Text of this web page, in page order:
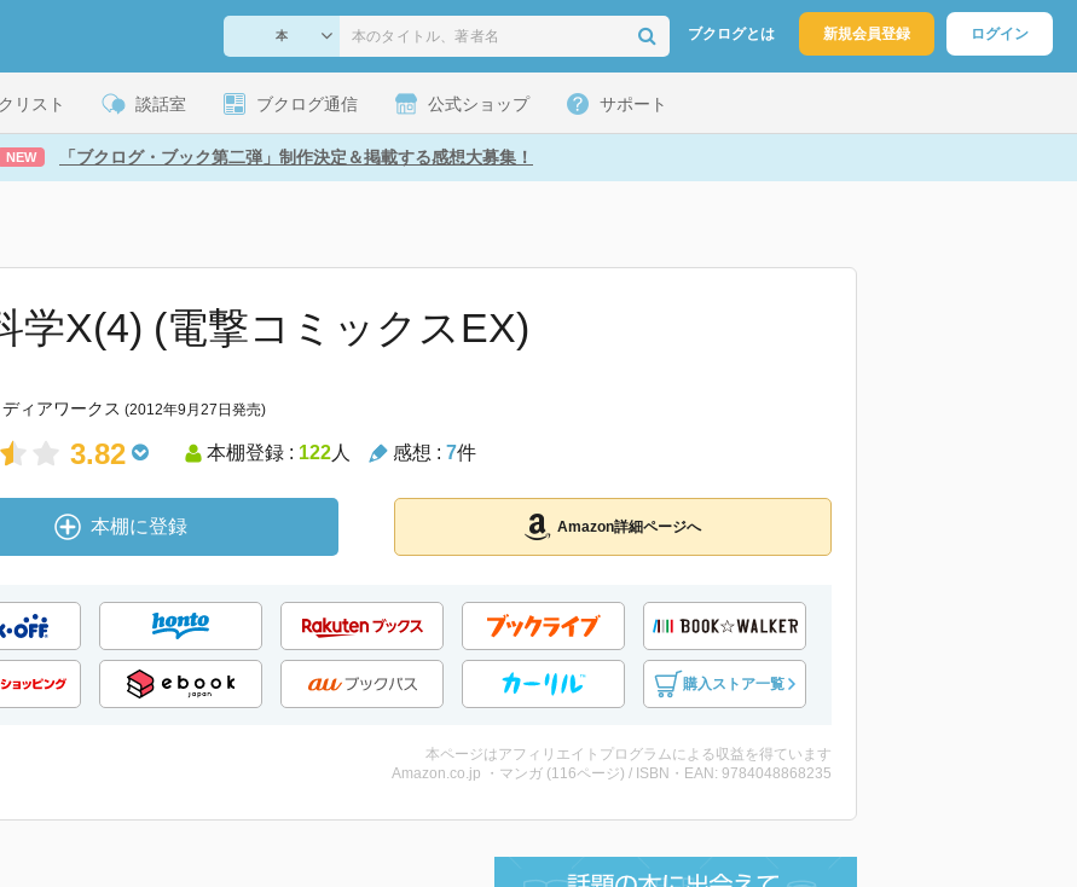
ブクログとは 新規会員登録 ログイン
リスト 談話室 ブクログ通信 公式ショップ サポート
NEW 「ブクログ・ブック第二弾」制作決定＆掲載する感想大募集！
学X(4) (電撃コミックスEX)
ィアワークス (2012年9月27日発売)
3.82 本棚登録 : 122人 感想 : 7件
本棚に登録 Amazon詳細ページへ
購入ストア一覧
本ページはアフィリエイトプログラムによる収益を得ています
Amazon.co.jp ・マンガ (116ページ) / ISBN・EAN: 9784048868235